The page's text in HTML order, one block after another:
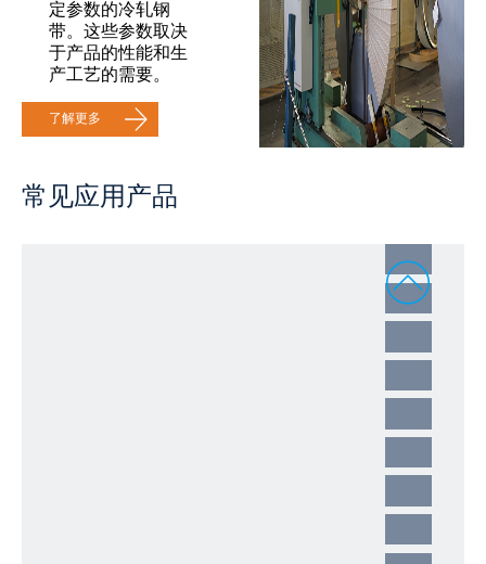
定参数的冷轧钢
带。这些参数取决
于产品的性能和生
产工艺的需要。
了解更多
常见应用产品